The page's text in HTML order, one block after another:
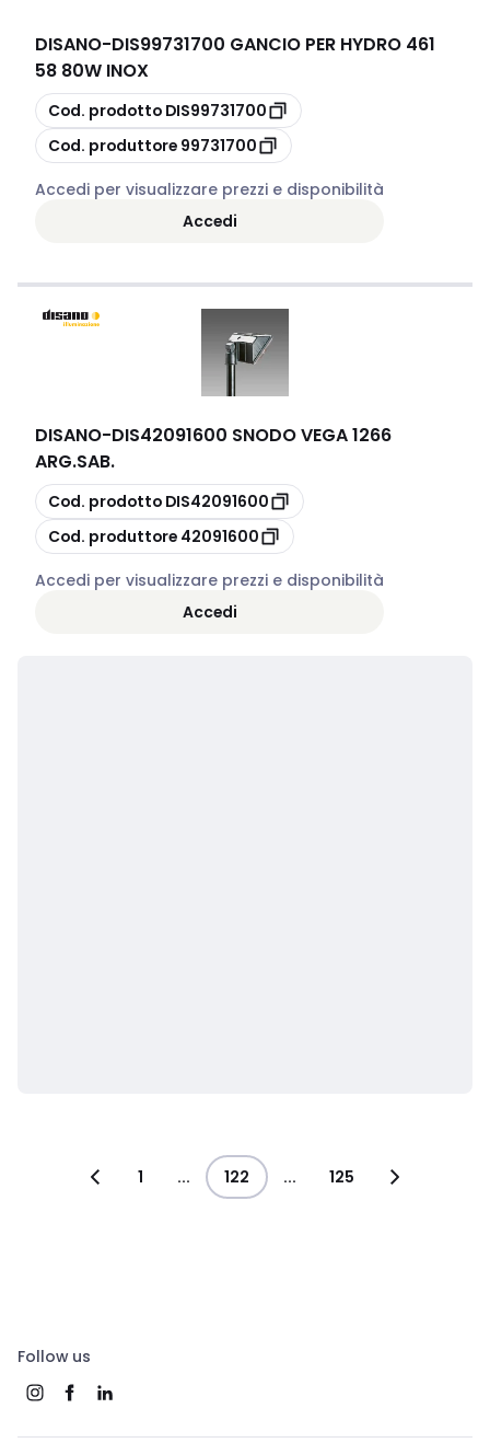
DISANO-DIS99731700 GANCIO PER HYDRO 461
58 80W INOX
copia
Cod. prodotto DIS99731700
copia
Cod. produttore 99731700
Accedi per visualizzare prezzi e disponibilità
Accedi
DISANO-DIS42091600 SNODO VEGA 1266
ARG.SAB.
copia
Cod. prodotto DIS42091600
copia
Cod. produttore 42091600
Accedi per visualizzare prezzi e disponibilità
Accedi
1 ... 122 ... 125
Follow us